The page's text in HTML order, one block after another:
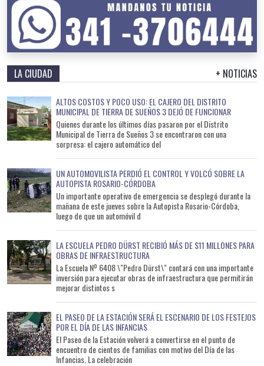
LA CIUDAD + NOTICIAS
ALTOS COSTOS Y POCO USO: EL CAJERO DEL DISTRITO
MUNICIPAL DE TIERRA DE SUEÑOS 3 DEJÓ DE FUNCIONAR
Quienes durante los últimos días pasaron por el Distrito
Municipal de Tierra de Sueños 3 se encontraron con una
sorpresa: el cajero automático del
UN AUTOMOVILISTA PERDIÓ EL CONTROL Y VOLCÓ SOBRE LA
AUTOPISTA ROSARIO-CÓRDOBA
Un importante operativo de emergencia se desplegó durante la
mañana de este jueves sobre la Autopista Rosario-Córdoba,
luego de que un automóvil d
LA ESCUELA PEDRO DÜRST RECIBIÓ MÁS DE $11 MILLONES PARA
OBRAS DE INFRAESTRUCTURA
La Escuela Nº 6408 \"Pedro Dürst\" contará con una importante
inversión para ejecutar obras de infraestructura que permitirán
mejorar distintos s
EL PASEO DE LA ESTACIÓN SERÁ EL ESCENARIO DE LOS FESTEJOS
POR EL DÍA DE LAS INFANCIAS
El Paseo de la Estación volverá a convertirse en el punto de
encuentro de cientos de familias con motivo del Día de las
Infancias. La celebración